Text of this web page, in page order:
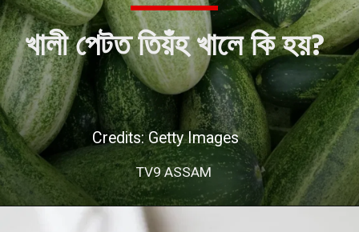
খালী পেটত তিয়ঁহ খালে কি হয়?
Credits: Getty Images
TV9 ASSAM